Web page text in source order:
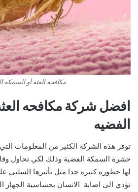
مكافحه العثه أو السمكه
افضل شركة مكافحه
الفضيه
توفر هذه الشركة الكثير من المعلومات
حشرة السمكة الفضية وذلك لكي تحاول
لها خطوره كبيره جدا مثل تأثيرها
تؤدي الى اصابة الانسان بحساسية الجهاز